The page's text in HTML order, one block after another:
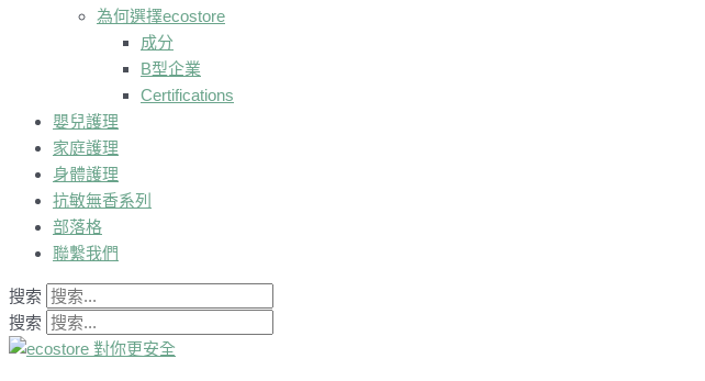
為何選擇ecostore
成分
B型企業
Certifications
嬰兒護理
家庭護理
身體護理
抗敏無香系列
部落格
聯繫我們
搜索
搜索